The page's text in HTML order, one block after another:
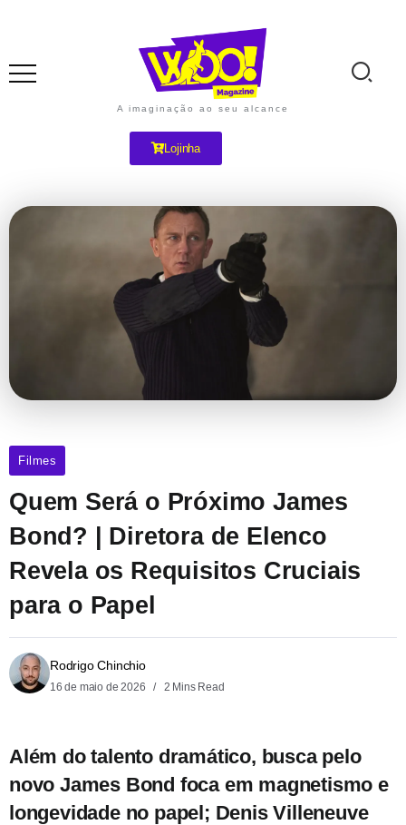
A imaginação ao seu alcance
Lojinha
Filmes
Quem Será o Próximo James
Bond? | Diretora de Elenco
Revela os Requisitos Cruciais
para o Papel
Rodrigo Chinchio
16 de maio de 2026 2 Mins Read
Além do talento dramático, busca pelo
novo James Bond foca em magnetismo e
longevidade no papel; Denis Villeneuve